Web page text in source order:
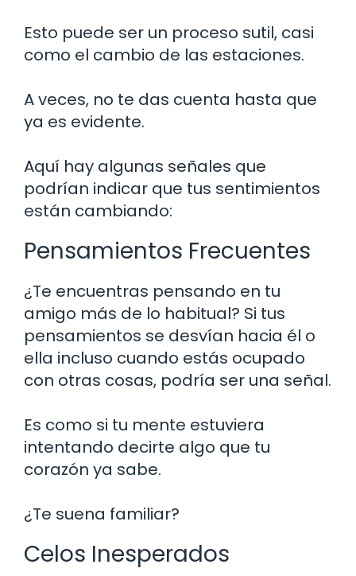
Esto puede ser un proceso sutil, casi
como el cambio de las estaciones.
A veces, no te das cuenta hasta que
ya es evidente.
Aquí hay algunas señales que
podrían indicar que tus sentimientos
están cambiando:
Pensamientos Frecuentes
¿Te encuentras pensando en tu
amigo más de lo habitual? Si tus
pensamientos se desvían hacia él o
ella incluso cuando estás ocupado
con otras cosas, podría ser una señal.
Es como si tu mente estuviera
intentando decirte algo que tu
corazón ya sabe.
¿Te suena familiar?
Celos Inesperados